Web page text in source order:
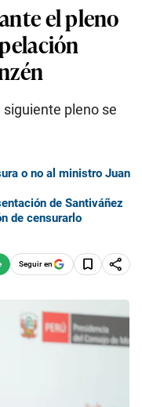
el pleno
siguiente pleno se
o no al ministro Juan
de Santiváñez
de censurarlo
Seguir en